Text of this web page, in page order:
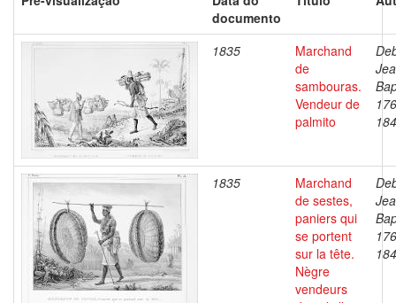
documento
1835
Marchand
de
sambouras.
Vendeur de
palmito
1835
Marchand
de sestes,
paniers qui
se portent
sur la tête.
Nègre
vendeurs